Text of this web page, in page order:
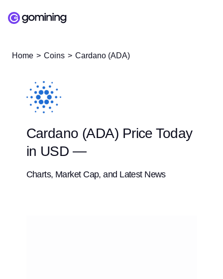
Home Coins Cardano (ADA)
Cardano (ADA) Price Today
in USD —
Charts, Market Cap, and Latest News